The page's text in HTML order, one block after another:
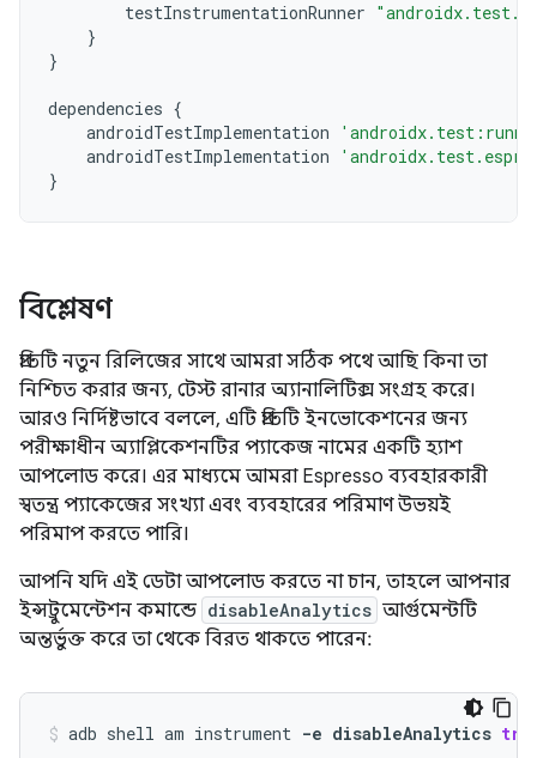
testInstrumentationRunner
}
}
dependencies {
androidTestImplementation
androidTestImplementation
}
বিশ্লেষণ
প্রতিটি নতুন রিলিজের সাথে আমরা সঠিক পথে আছি কিনা তা
নিশ্চিত করার জন্য, টেস্ট রানার অ্যানালিটিক্স সংগ্রহ করে।
আরও নির্দিষ্টভাবে বললে, এটি প্রতিটি ইনভোকেশনের জন্য
পরীক্ষাধীন অ্যাপ্লিকেশনটির প্যাকেজ নামের একটি হ্যাশ
আপলোড করে। এর মাধ্যমে আমরা Espresso ব্যবহারকারী
স্বতন্ত্র প্যাকেজের সংখ্যা এবং ব্যবহারের পরিমাণ উভয়ই
পরিমাপ করতে পারি।
আপনি যদি এই ডেটা আপলোড করতে না চান, তাহলে আপনার
ইন্সট্রুমেন্টেশন কমান্ডে disableAnalytics আর্গুমেন্টটি
অন্তর্ভুক্ত করে তা থেকে বিরত থাকতে পারেন:
adb shell am instrument -e disableAnalytics